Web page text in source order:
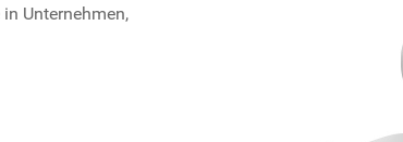
Unternehmen,